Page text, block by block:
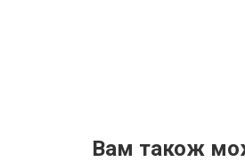
Вам також